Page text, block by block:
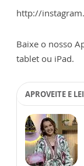
http://
Baixe o nosso
tablet ou iPad.
APROVEITE E